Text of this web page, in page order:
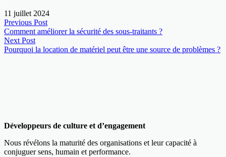
11 juillet 2024
Previous Post
Comment améliorer la sécurité des sous-traitants ?
Next Post
Pourquoi la location de matériel peut être une source de problèmes ?
Développeurs de culture et d’engagement
Nous révélons la maturité des organisations et leur capacité à
conjuguer sens, humain et performance.